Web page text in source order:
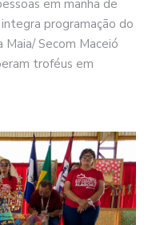
em manhã de
programação do
Maia/ Secom Maceió
troféus em